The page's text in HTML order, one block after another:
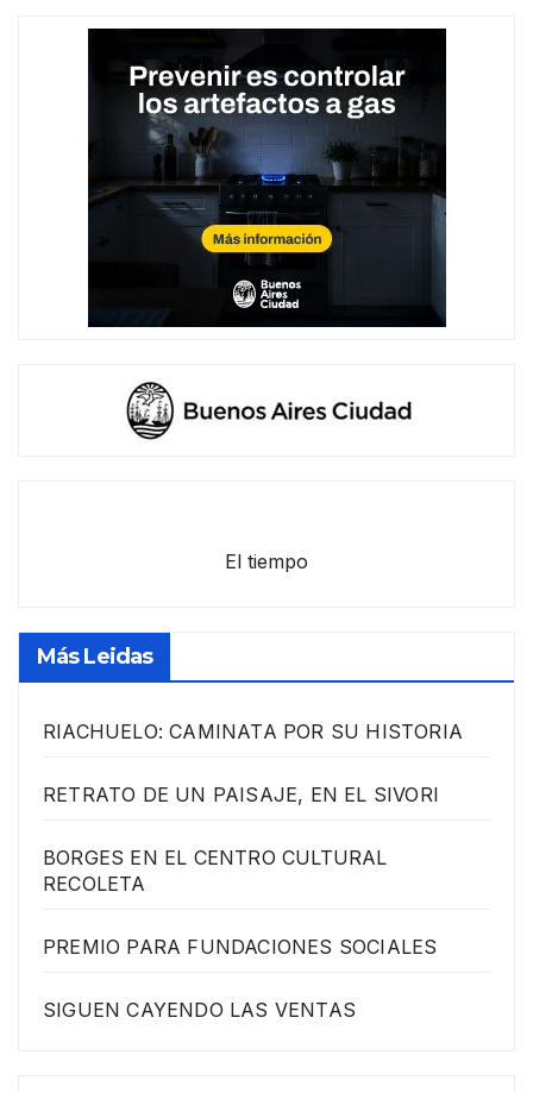
El tiempo
Más Leidas
RIACHUELO: CAMINATA POR SU HISTORIA
RETRATO DE UN PAISAJE, EN EL SIVORI
BORGES EN EL CENTRO CULTURAL
RECOLETA
PREMIO PARA FUNDACIONES SOCIALES
SIGUEN CAYENDO LAS VENTAS